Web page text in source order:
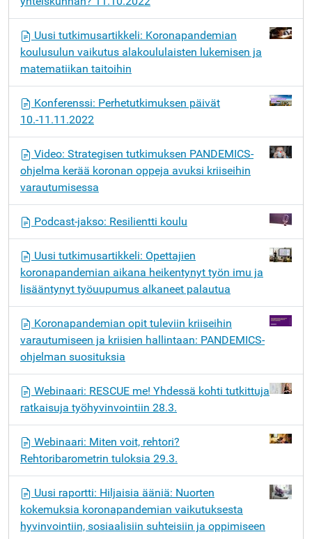
Uusi tutkimusartikkeli: Koronapandemian
koulusulun vaikutus alakoululaisten lukemisen ja
matematiikan taitoihin
Konferenssi: Perhetutkimuksen päivät
10.-11.11.2022
Video: Strategisen tutkimuksen PANDEMICS-
ohjelma kerää koronan oppeja avuksi kriiseihin
varautumisessa
Podcast-jakso: Resilientti koulu
Uusi tutkimusartikkeli: Opettajien
koronapandemian aikana heikentynyt työn imu ja
lisääntynyt työuupumus alkaneet palautua
Koronapandemian opit tuleviin kriiseihin
varautumiseen ja kriisien hallintaan: PANDEMICS-
ohjelman suosituksia
Webinaari: RESCUE me! Yhdessä kohti tutkittuja
ratkaisuja työhyvinvointiin 28.3.
Webinaari: Miten voit, rehtori?
Rehtoribarometrin tuloksia 29.3.
Uusi raportti: Hiljaisia ääniä: Nuorten
kokemuksia koronapandemian vaikutuksesta
hyvinvointiin, sosiaalisiin suhteisiin ja oppimiseen